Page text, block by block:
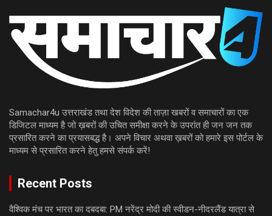
Samachar4u उत्तराखंड तथा देश विदेश की ताज़ा खबरों व समाचारों का एक
डिजिटल माध्यम है जो ख़बरों की उचित समीक्षा करने के उपरांत ही जन जन तक
प्रसारित करने का प्रयासबद्ध है। अपने विचार अथवा ख़बरों को हमारे इस पोर्टल के
माध्यम से प्रसारित करने हेतु हमसे संपर्क करें!
Recent Posts
वैश्विक मंच पर भारत का दबदबा: PM नरेंद्र मोदी की स्वीडन-नीदरलैंड यात्रा से